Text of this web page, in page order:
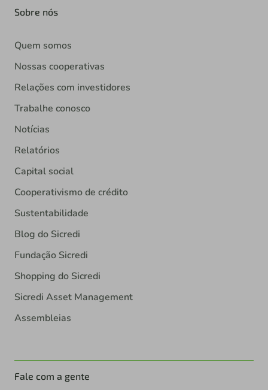
Sobre nós
Quem somos
Nossas cooperativas
Relações com investidores
Trabalhe conosco
Notícias
Relatórios
Capital social
Cooperativismo de crédito
Sustentabilidade
Blog do Sicredi
Fundação Sicredi
Shopping do Sicredi
Sicredi Asset Management
Assembleias
Fale com a gente